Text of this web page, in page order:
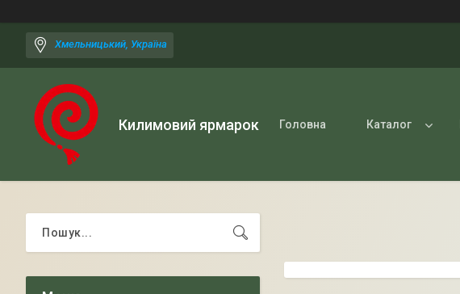
Хмельницький, Україна
Килимовий ярмарок Головна Каталог